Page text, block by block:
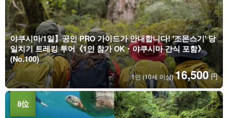
야쿠시마/1일】공인 PRO 가이드가 안내합니다! '조몬스기' 당
일치기 트레킹 투어《1인 참가 OK・야쿠시마 간식 포함》
(No.100)
1인 (10세 이상)16,500 円